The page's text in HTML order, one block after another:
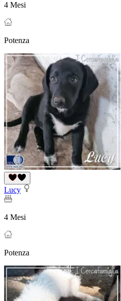
4 Mesi
Potenza
Lucy
4 Mesi
Potenza